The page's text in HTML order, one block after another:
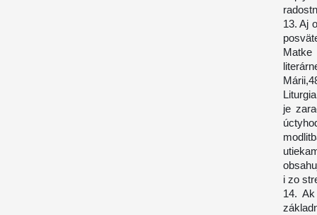
13. Aj
Matke
je
i zo
14.